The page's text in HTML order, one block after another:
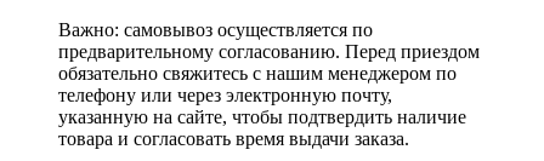
Важно: самовывоз осуществляется по
предварительному согласованию. Перед приездом
обязательно свяжитесь с нашим менеджером по
телефону или через электронную почту,
указанную на сайте, чтобы подтвердить наличие
товара и согласовать время выдачи заказа.